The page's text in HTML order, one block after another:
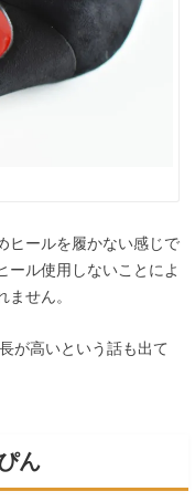
ヒールを履かない感じで
ール使用しないことによ
せん。
が高いという話も出て
ん